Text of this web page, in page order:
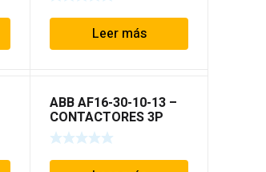
Leer más
ABB AF16-30-10-13 –
CONTACTORES 3P
TIPO AF